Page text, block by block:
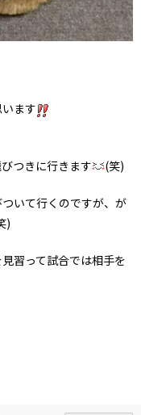
ます
つきに行きます
(笑)
いて行くのですが、が
)
習って試合では相手を